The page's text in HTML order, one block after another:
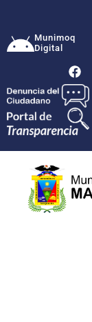
Munimoq
Digital